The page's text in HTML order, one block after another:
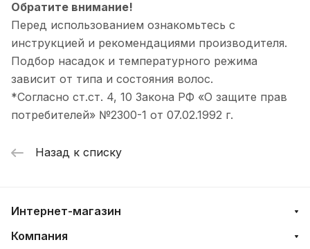
Обратите внимание!
Перед использованием ознакомьтесь с
инструкцией и рекомендациями производителя.
Подбор насадок и температурного режима
зависит от типа и состояния волос.
*Согласно ст.ст. 4, 10 Закона РФ «О защите прав
потребителей» №2300-1 от 07.02.1992 г.
Назад к списку
Интернет-магазин
Компания